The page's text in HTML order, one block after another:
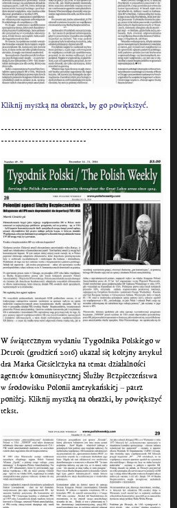
Kliknij myszką na obrazek, by go powiększyć.
-----------------------------------------------
-------------------------
W świątecznym wydaniu Tygodnika Polskiego w
Detroit (grudzień 2016) ukazał się kolejny artykuł
dra Marka Ciesielczyka na temat działalności
agentów komunistycznej Służby Bezpieczeństwa
w środowisku Polonii amerykańskiej – patrz
poniżej. Kliknij myszką na obrazki, by powiększyć
tekst.